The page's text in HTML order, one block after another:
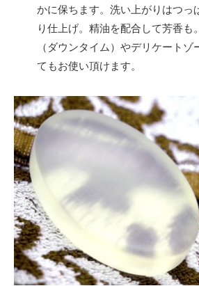
かに保ちます。洗い上がりはつっ
り仕上げ。精油を配合して芳香も
（ダウンタイム）やデリケートゾ
てもお使い頂けます。